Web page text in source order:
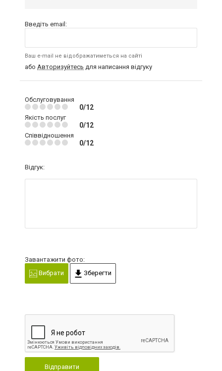
Введіть email:
Ваш e-mail не відображатиметься на сайті
або Авторизуйтесь для написання відгуку
Обслуговування
0/12
Якість послуг
0/12
Співвідношення
0/12
Відгук:
Завантажити фото:
Вибрати
Зберегти
Відправити